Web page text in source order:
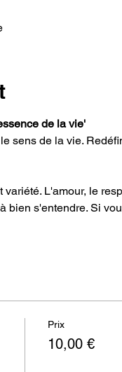
de la vie'
bien s'entendre. Si
Prix
10,00 €